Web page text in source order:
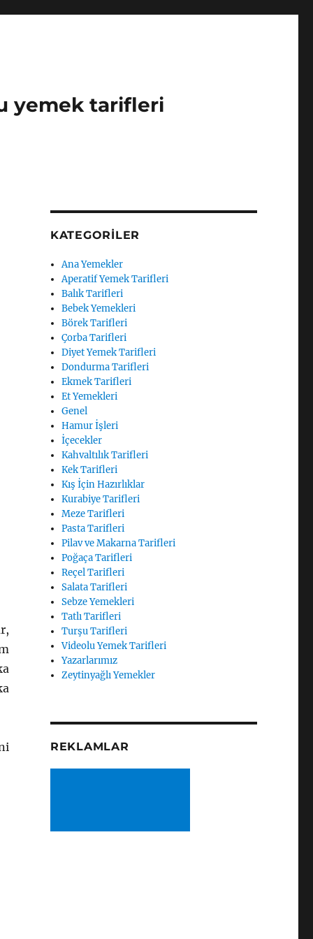
yemek tarifleri
KATEGORILER
Ana Yemekler
Aperatif Yemek Tarifleri
Balık Tarifleri
Bebek Yemekleri
Börek Tarifleri
Çorba Tarifleri
Diyet Yemek Tarifleri
Dondurma Tarifleri
Ekmek Tarifleri
Et Yemekleri
Genel
Hamur İşleri
İçecekler
Kahvaltılık Tarifleri
Kek Tarifleri
Kış İçin Hazırlıklar
Kurabiye Tarifleri
Meze Tarifleri
Pasta Tarifleri
Pilav ve Makarna Tarifleri
Poğaça Tarifleri
Reçel Tarifleri
Salata Tarifleri
Sebze Yemekleri
Tatlı Tarifleri
Turşu Tarifleri
Videolu Yemek Tarifleri
Yazarlarımız
Zeytinyağlı Yemekler
REKLAMLAR